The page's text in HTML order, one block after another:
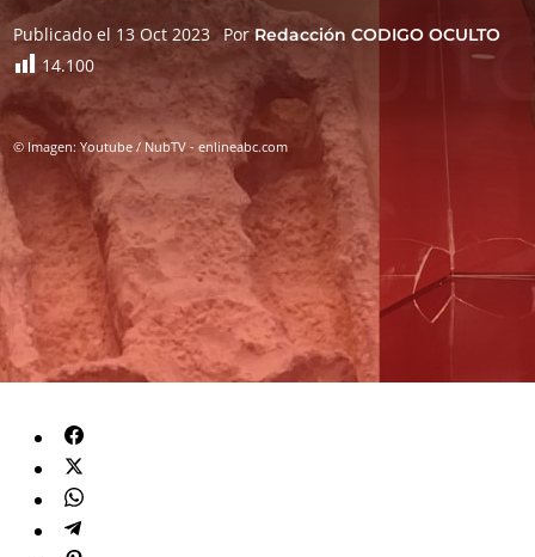
Publicado el 13 Oct 2023 Por Redacción CODIGO OCULTO
14.100
© Imagen: Youtube / NubTV - enlineabc.com